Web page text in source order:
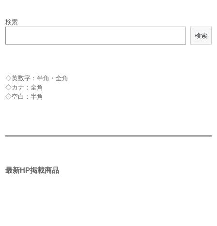
検索
検索
◇英数字：半角・全角
◇カナ：全角
◇空白：半角
最新HP掲載商品